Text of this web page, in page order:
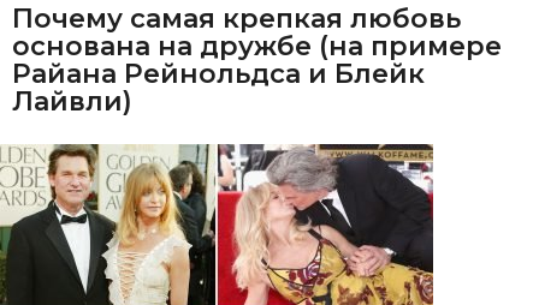
Почему самая крепкая любовь
основана на дружбе (на примере
Райана Рейнольдса и Блейк
Лайвли)